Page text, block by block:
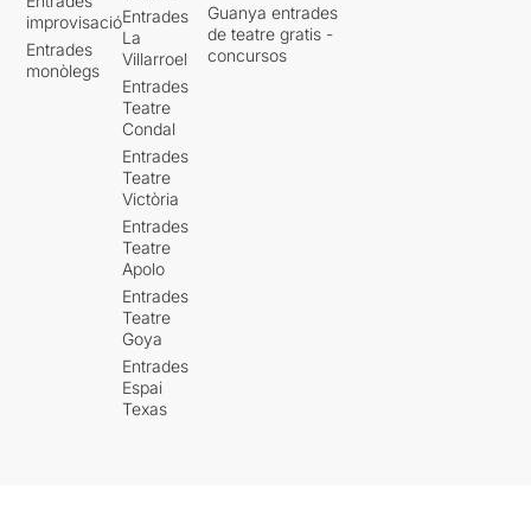
improvisació
Entrades
monòlegs
Entrades
La
Villarroel
Entrades
Teatre
Condal
Entrades
Teatre
Victòria
Entrades
Teatre
Apolo
Entrades
Teatre
Goya
Entrades
Espai
Texas
Guanya entrades
de teatre gratis -
concursos